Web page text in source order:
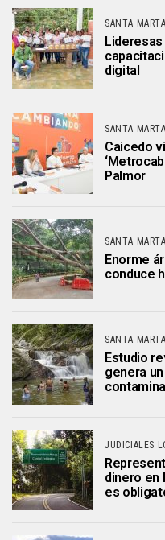
SANTA MARTA
digital
SANTA MARTA
Caicedo
Palmor
SANTA MARTA
Enorme
conduce
SANTA MARTA
Estudio
genera
JUDICIALES
dinero en
es